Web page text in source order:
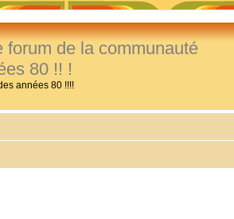
forum de la communauté
80 !! !
années 80 !!!!